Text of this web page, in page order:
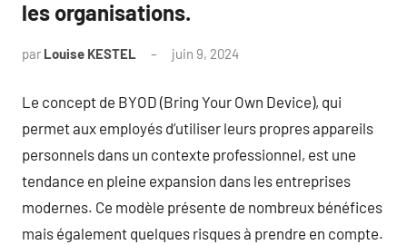
les organisations.
par Louise KESTEL juin 9, 2024
Le concept de BYOD (Bring Your Own Device), qui
permet aux employés d’utiliser leurs propres appareils
personnels dans un contexte professionnel, est une
tendance en pleine expansion dans les entreprises
modernes. Ce modèle présente de nombreux bénéfices
mais également quelques risques à prendre en compte.